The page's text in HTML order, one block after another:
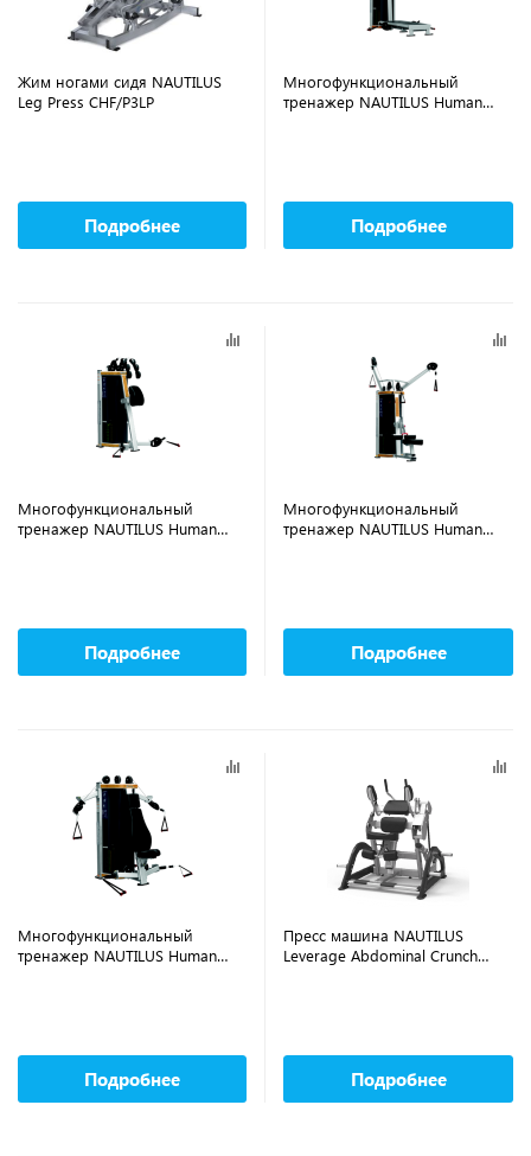
Жим ногами сидя NAUTILUS
Leg Press CHF/P3LP
Подробнее
Многофункциональный
тренажер NAUTILUS Human
Подробнее
Многофункциональный
тренажер NAUTILUS Human
Подробнее
Многофункциональный
тренажер NAUTILUS Human
Подробнее
Многофункциональный
тренажер NAUTILUS Human
Подробнее
Пресс машина NAUTILUS
Leverage Abdominal Crunch
Подробнее